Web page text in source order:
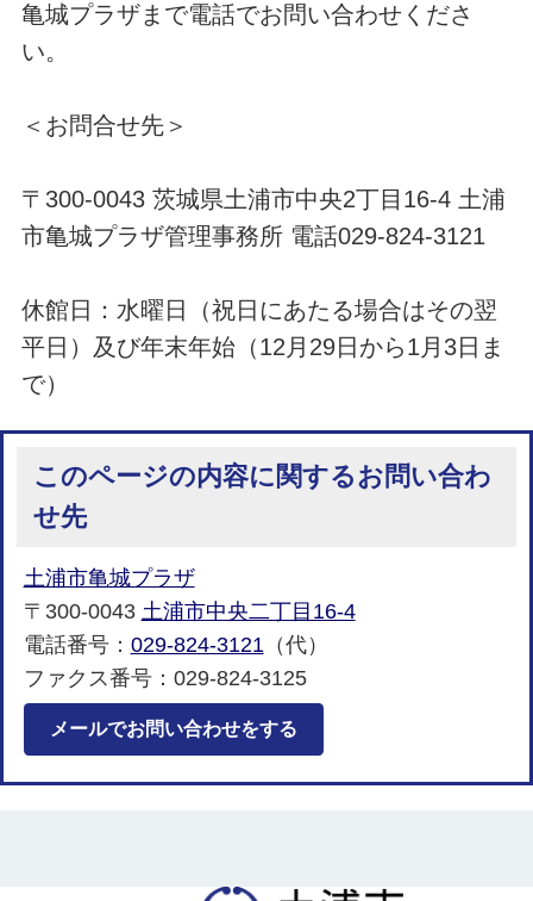
亀城プラザまで電話でお問い合わせくださ
い。
＜お問合せ先＞
〒300-0043 茨城県土浦市中央2丁目16-4 土浦
市亀城プラザ管理事務所 電話029-824-3121
休館日：水曜日（祝日にあたる場合はその翌
平日）及び年末年始（12月29日から1月3日ま
で）
このページの内容に関するお問い合わ
せ先
土浦市亀城プラザ
〒300-0043 土浦市中央二丁目16-4
電話番号： 029-824-3121 （代）
ファクス番号：029-824-3125
メールでお問い合わせをする